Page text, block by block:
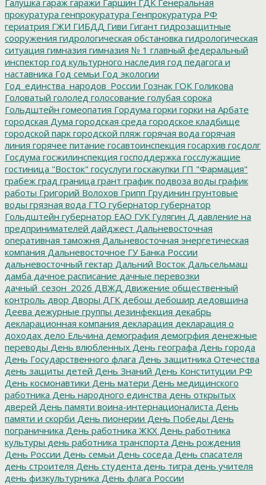
прокуратура генпрокуратура Генпрокуратура РФ
гериатрия ГЖИ ГИБДД Гиви Гигант гидрозащитные
сооружения гидрологическая обстановка гидрологическая
ситуация гимназия гимназия № 1 главный федеральный
инспектор год культурного наследия год педагога и
наставника Год семьи Год экологии
Год_единства_народов_России Гознак ГОК Голикова
Головатый гололед голосование голубая сорока
Гольдштейн гомеопатия Гордума горки горки на Арбате
городская Дума городская среда городское кладбище
городской парк городской пляж горячая вода горячая
линия горячее питание госавтоинспекция госархив госдолг
Госдума госжилинспекция господдержка госслужащие
гостиница "Восток" госуслуги госхакупки ГП "Фармация"
грабеж град граница грант график подвоза воды график
работы Григорий Волохов Грипп Грудинин грунтовые
воды грязная вода ГТО губернатор губернатор
Гольдштейн губернатор ЕАО ГУК Гулягин Д давление на
предпринимателей дайджест Дальневосточная
оперативная таможня Дальневосточная энергетическая
компания Дальневосточное ГУ Банка России
дальневосточный гектар Дальний Восток Дальсельмаш
дамба дачное расписание дачные перевозки
дачный_сезон_2026 ДВЖД Движение общественный
контроль двор Дворы ДГК дебош дебошир дедовщина
Деева дежурные группы дезинфекция декабрь
декларационная компания декларация декларация о
доходах дело Ельчина демография демогрфия денежные
переводы День влюбленных День географа День города
День Государственного флага День защитника Отечества
день защиты детей День Знаний День Конституции РФ
День космонавтики День матери День медицинского
работника День народного единства день открытых
дверей День памяти воина-интернационалиста День
памяти и скорби День пионерии День Победы День
пограничника День работника ЖКХ День работника
культуры день работника транспорта День рождения
День России День семьи День соседа День спасателя
день строителя День студента день тигра день учителя
день физкультурника День флага России